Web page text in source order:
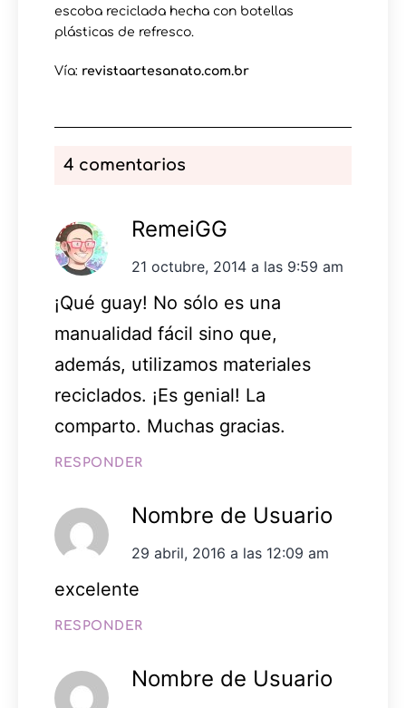
escoba reciclada hecha con botellas
plásticas de refresco.
Vía: revistaartesanato.com.br
4 comentarios
RemeiGG
21 octubre, 2014 a las 9:59 am
¡Qué guay! No sólo es una
manualidad fácil sino que,
además, utilizamos materiales
reciclados. ¡Es genial! La
comparto. Muchas gracias.
RESPONDER
Nombre de Usuario
29 abril, 2016 a las 12:09 am
excelente
RESPONDER
Nombre de Usuario